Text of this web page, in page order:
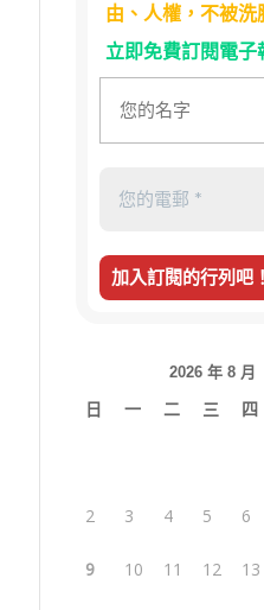
由、人權，不被洗
立即免費訂閱電子
2026 年 8 月
日 一 二 三 四
2 3 4 5 6
9 10 11 12 13